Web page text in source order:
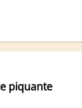
piquante